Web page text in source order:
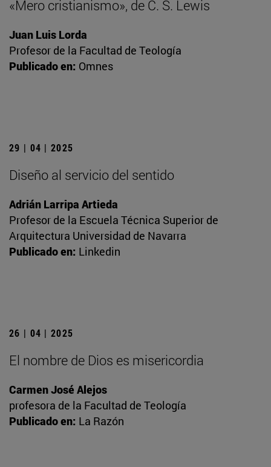
«Mero cristianismo», de C. S. Lewis
Juan Luis Lorda
Profesor de la Facultad de Teología
Publicado en: Omnes
29 | 04 | 2025
Diseño al servicio del sentido
Adrián Larripa Artieda
Profesor de la Escuela Técnica Superior de
Arquitectura Universidad de Navarra
Publicado en: Linkedin
26 | 04 | 2025
El nombre de Dios es misericordia
Carmen José Alejos
profesora de la Facultad de Teología
Publicado en: La Razón